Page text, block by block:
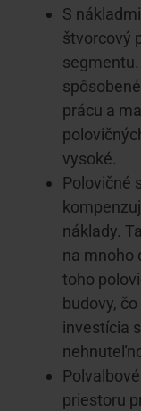
S
štvorcový
prácu a
vysoké.
Polovičné
náklady.
na mnoho
toho
budovy,
investícia
priestoru